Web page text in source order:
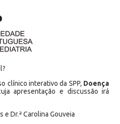
clínico interativo da SPP, Doença
apresentação e discussão irá
e Dr.ª Carolina Gouveia